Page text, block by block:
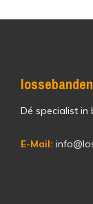
Dé specialist in
E-Mail: